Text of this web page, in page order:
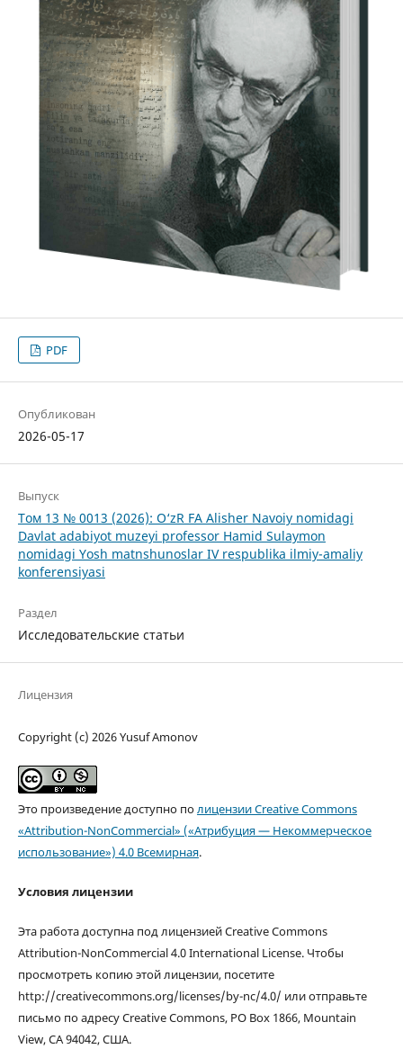
PDF
Опубликован
2026-05-17
Выпуск
Том 13 № 0013 (2026): O‘zR FA Alisher Navoiy nomidagi
Davlat adabiyot muzeyi professor Hamid Sulaymon
nomidagi Yosh matnshunoslar IV respublika ilmiy-amaliy
konferensiyasi
Раздел
Исследовательские статьи
Лицензия
Copyright (c) 2026 Yusuf Amonov
Это произведение доступно полицензии Creative Commons
«Attribution-NonCommercial» («Атрибуция — Некоммерческое
использование») 4.0 Всемирная.
Условия лицензии
Эта работа доступна под лицензией Creative Commons
Attribution-NonCommercial 4.0 International License. Чтобы
просмотреть копию этой лицензии, посетите
http://creativecommons.org/licenses/by-nc/4.0/ или отправьте
письмо по адресу Creative Commons, PO Box 1866, Mountain
View, CA 94042, США.